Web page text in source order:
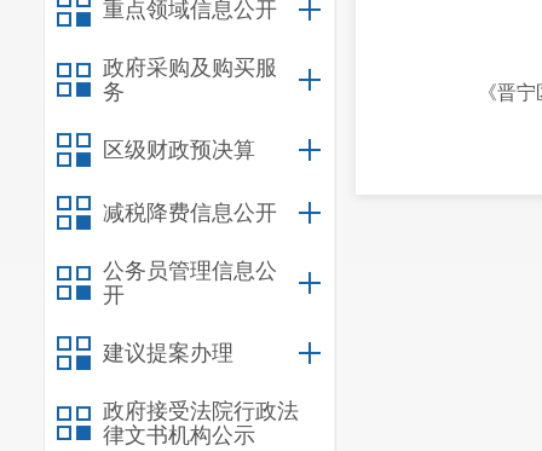
重点领域信息公开
政府采购及购买服
务
区级财政预决算
减税降费信息公开
公务员管理信息公
开
建议提案办理
政府接受法院行政法
律文书机构公示
《晋